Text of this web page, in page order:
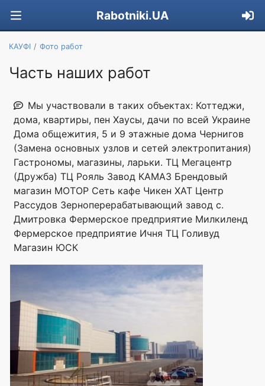
Rabotniki.UA
КАУФІ Фото работ
Часть наших работ
Мы участвовали в таких объектах: Коттеджи,
дома, квартиры, пен Хаусы, дачи по всей Украине
Дома общежития, 5 и 9 этажные дома Чернигов
(Замена основных узлов и сетей электропитания)
Гастрономы, магазины, ларьки. ТЦ Мегацентр
(Дружба) ТЦ Рояль Завод КАМАЗ Брендовый
магазин МОТОР Сеть кафе Чикен ХАТ Центр
Рассудов Зерноперерабатывающий завод с.
Дмитровка Фермерское предприятие Милкиленд
Фермерское предприятие Ичня ТЦ Голивуд
Магазин ЮСК